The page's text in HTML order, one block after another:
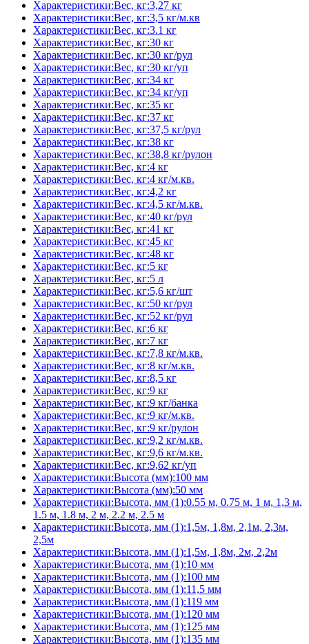
Характеристики:Вес, кг:3,27 кг
Характеристики:Вес, кг:3,5 кг/м.кв
Характеристики:Вес, кг:3.1 кг
Характеристики:Вес, кг:30 кг
Характеристики:Вес, кг:30 кг/рул
Характеристики:Вес, кг:30 кг/уп
Характеристики:Вес, кг:34 кг
Характеристики:Вес, кг:34 кг/уп
Характеристики:Вес, кг:35 кг
Характеристики:Вес, кг:37 кг
Характеристики:Вес, кг:37,5 кг/рул
Характеристики:Вес, кг:38 кг
Характеристики:Вес, кг:38,8 кг/рулон
Характеристики:Вес, кг:4 кг
Характеристики:Вес, кг:4 кг/м.кв.
Характеристики:Вес, кг:4,2 кг
Характеристики:Вес, кг:4,5 кг/м.кв.
Характеристики:Вес, кг:40 кг/рул
Характеристики:Вес, кг:41 кг
Характеристики:Вес, кг:45 кг
Характеристики:Вес, кг:48 кг
Характеристики:Вес, кг:5 кг
Характеристики:Вес, кг:5 л
Характеристики:Вес, кг:5,6 кг/шт
Характеристики:Вес, кг:50 кг/рул
Характеристики:Вес, кг:52 кг/рул
Характеристики:Вес, кг:6 кг
Характеристики:Вес, кг:7 кг
Характеристики:Вес, кг:7,8 кг/м.кв.
Характеристики:Вес, кг:8 кг/м.кв.
Характеристики:Вес, кг:8,5 кг
Характеристики:Вес, кг:9 кг
Характеристики:Вес, кг:9 кг/банка
Характеристики:Вес, кг:9 кг/м.кв.
Характеристики:Вес, кг:9 кг/рулон
Характеристики:Вес, кг:9,2 кг/м.кв.
Характеристики:Вес, кг:9,6 кг/м.кв.
Характеристики:Вес, кг:9,62 кг/уп
Характеристики:Высота (мм):100 мм
Характеристики:Высота (мм):50 мм
Характеристики:Высота, мм (1):0.55 м, 0.75 м, 1 м, 1,3 м,
1.5 м, 1.8 м, 2 м, 2.2 м, 2.5 м
Характеристики:Высота, мм (1):1,5м, 1,8м, 2,1м, 2,3м,
2,5м
Характеристики:Высота, мм (1):1,5м, 1,8м, 2м, 2,2м
Характеристики:Высота, мм (1):10 мм
Характеристики:Высота, мм (1):100 мм
Характеристики:Высота, мм (1):11,5 мм
Характеристики:Высота, мм (1):119 мм
Характеристики:Высота, мм (1):120 мм
Характеристики:Высота, мм (1):125 мм
Характеристики:Высота, мм (1):135 мм